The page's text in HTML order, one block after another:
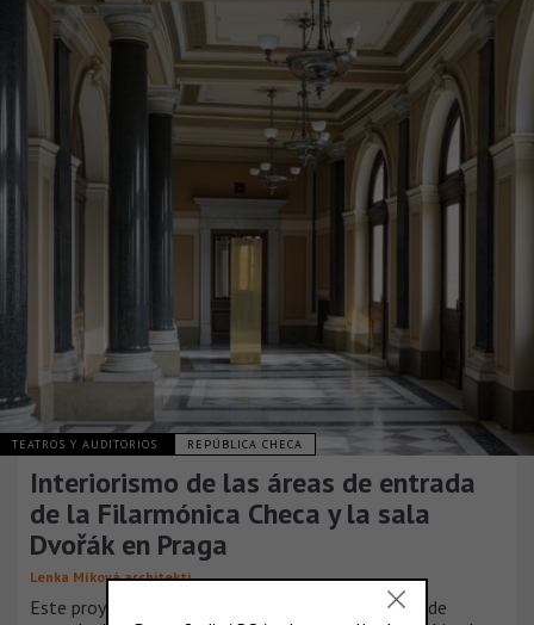
TEATROS Y AUDITORIOS REPÚBLICA CHECA
Interiorismo de las áreas de entrada
de la Filarmónica Checa y la sala
Dvořák en Praga
Lenka Míková architekti
Este proyecto crea nuevos interiores en las áreas de